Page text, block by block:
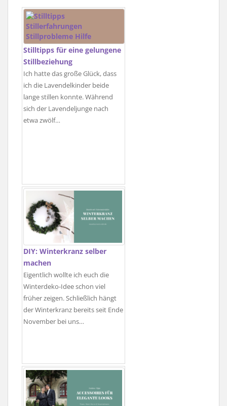
Stilltipps für eine gelungene
Stillbeziehung
Ich hatte das große Glück, dass
ich die Lavendelkinder beide
lange stillen konnte. Während
sich der Lavendeljunge nach
etwa zwölf…
DIY: Winterkranz selber
machen
Eigentlich wollte ich euch die
Winterdeko-Idee schon viel
früher zeigen. Schließlich hängt
der Winterkranz bereits seit Ende
November bei uns…